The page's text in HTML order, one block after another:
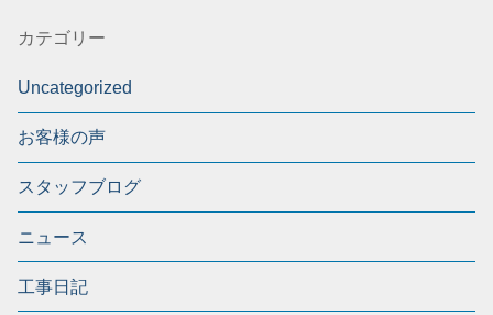
カテゴリー
Uncategorized
お客様の声
スタッフブログ
ニュース
工事日記